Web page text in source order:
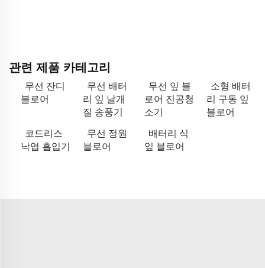
관련 제품 카테고리
무선 잔디
블로어
무선 배터
리 잎 날개
질 송풍기
무선 잎 블
로어 진공청
소기
소형 배터
리 구동 잎
블로어
코드리스
낙엽 흡입기
무선 정원
블로어
배터리 식
잎 블로어